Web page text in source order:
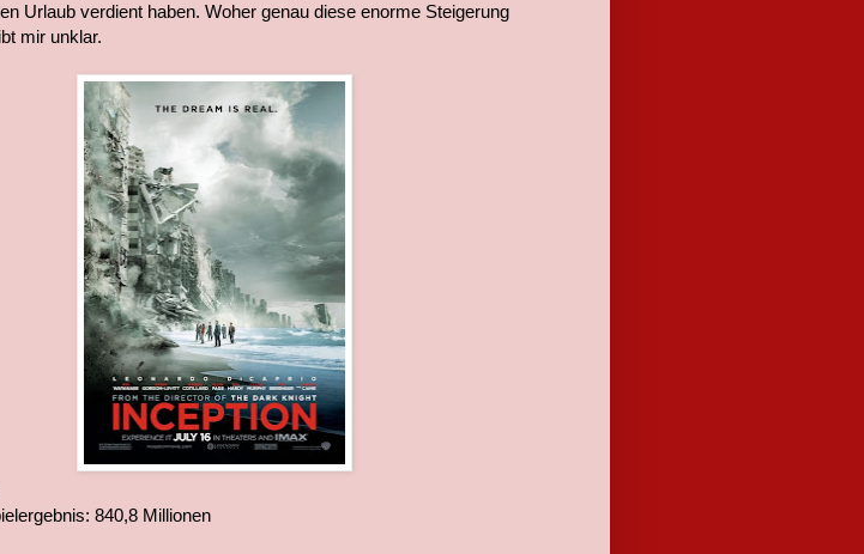
Urlaub verdient haben. Woher genau diese enorme Steigerung
mir unklar.
840,8 Millionen